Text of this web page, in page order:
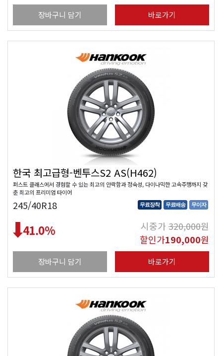
장바구니 담기 바로가기
한국 최고급형-벤투스S2 AS(H462)
퍼스트 클래스에서 경험할 수 있는 최고의 안락함과 정숙성, 다이나믹한 고속주행까지 갖
춘 최고의 프리미엄 타이어
245/40R18 무료장착 무료배송 무이자
41.0% 시중가320,000원
할인가190,000원
장바구니 담기 바로가기